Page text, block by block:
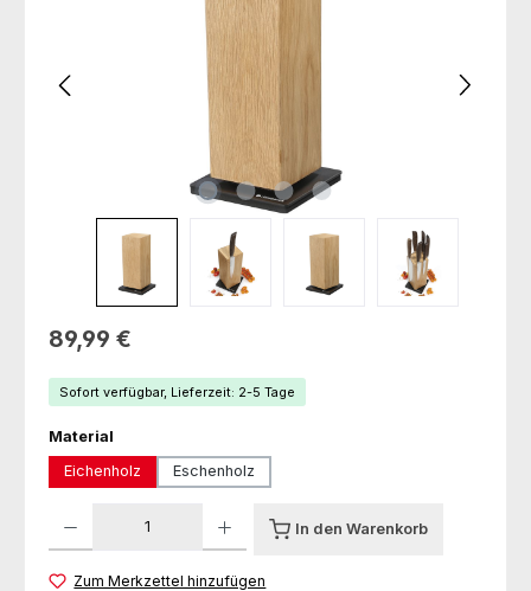
Regulärer Preis:
89,99 €
Sofort verfügbar, Lieferzeit: 2-5 Tage
Material
Eichenholz
Eschenholz
In den Warenkorb
Zum Merkzettel hinzufügen